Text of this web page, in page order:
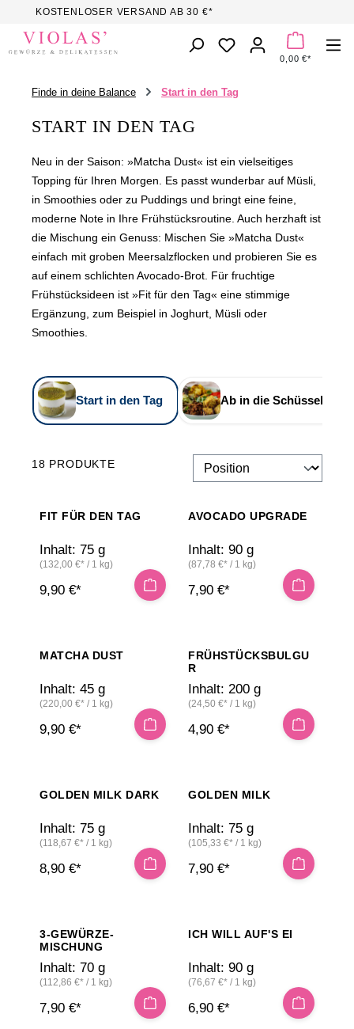
Zum Hauptinhalt springen
KOSTENLOSER VERSAND AB 30 €*
DU HAST 0
0,00 €*
Finde in deine Balance Start in den Tag
START IN DEN TAG
Neu in der Saison: »Matcha Dust« ist ein vielseitiges
Topping für Ihren Morgen. Es passt wunderbar auf Müsli,
in Smoothies oder zu Puddings und bringt eine feine,
moderne Note in Ihre Frühstücksroutine. Auch herzhaft ist
die Mischung ein Genuss: Mischen Sie »Matcha Dust«
einfach mit groben Meersalzflocken und probieren Sie es
auf einem schlichten Avocado-Brot. Für fruchtige
Frühstücksideen ist »Fit für den Tag« eine stimmige
Ergänzung, zum Beispiel in Joghurt, Müsli oder
Smoothies.
Start in den Tag Ab in die Schüssel
18 PRODUKTE
FIT FÜR DEN TAG
Inhalt: 75 g
(132,00 €* / 1 kg)
9,90 €*
AVOCADO UPGRADE
Inhalt: 90 g
(87,78 €* / 1 kg)
7,90 €*
MATCHA DUST
Inhalt: 45 g
(220,00 €* / 1 kg)
9,90 €*
FRÜHSTÜCKSBULGU
R
Inhalt: 200 g
(24,50 €* / 1 kg)
4,90 €*
GOLDEN MILK DARK
Inhalt: 75 g
(118,67 €* / 1 kg)
8,90 €*
GOLDEN MILK
Inhalt: 75 g
(105,33 €* / 1 kg)
7,90 €*
3-GEWÜRZE-
MISCHUNG
Inhalt: 70 g
(112,86 €* / 1 kg)
7,90 €*
ICH WILL AUF'S EI
Inhalt: 90 g
(76,67 €* / 1 kg)
6,90 €*